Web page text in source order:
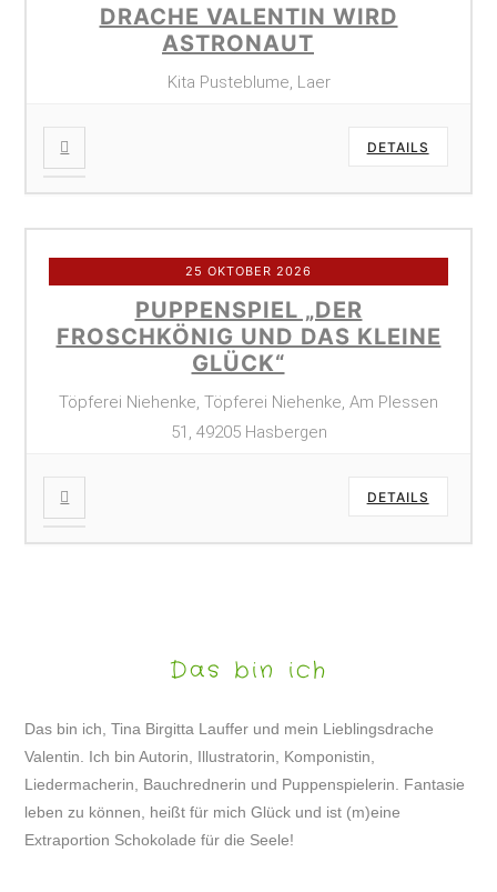
DRACHE VALENTIN WIRD
ASTRONAUT
Kita Pusteblume, Laer
DETAILS
25 OKTOBER 2026
PUPPENSPIEL „DER
FROSCHKÖNIG UND DAS KLEINE
GLÜCK“
Töpferei Niehenke, Töpferei Niehenke, Am Plessen
51, 49205 Hasbergen
DETAILS
Das bin ich
Das bin ich, Tina Birgitta Lauffer und mein Lieblingsdrache
Valentin. Ich bin Autorin, Illustratorin, Komponistin,
Liedermacherin, Bauchrednerin und Puppenspielerin. Fantasie
leben zu können, heißt für mich Glück und ist (m)eine
Extraportion Schokolade für die Seele!